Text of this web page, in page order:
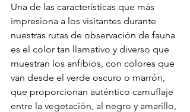
Una de las características que más
impresiona a los visitantes durante
nuestras rutas de observación de fauna
es el color tan llamativo y diverso que
muestran los anfibios, con colores que
van desde el verde oscuro o marrón,
que proporcionan auténtico camuflaje
entre la vegetación, al negro y amarillo,